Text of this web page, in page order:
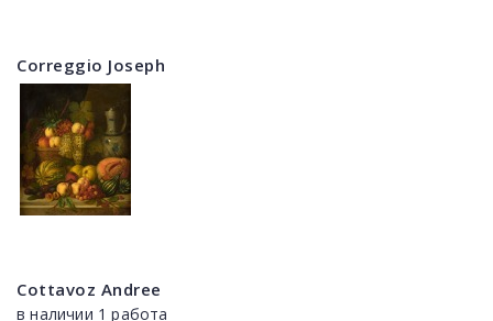
Correggio Joseph
Cottavoz Andree
в наличии 1 работа